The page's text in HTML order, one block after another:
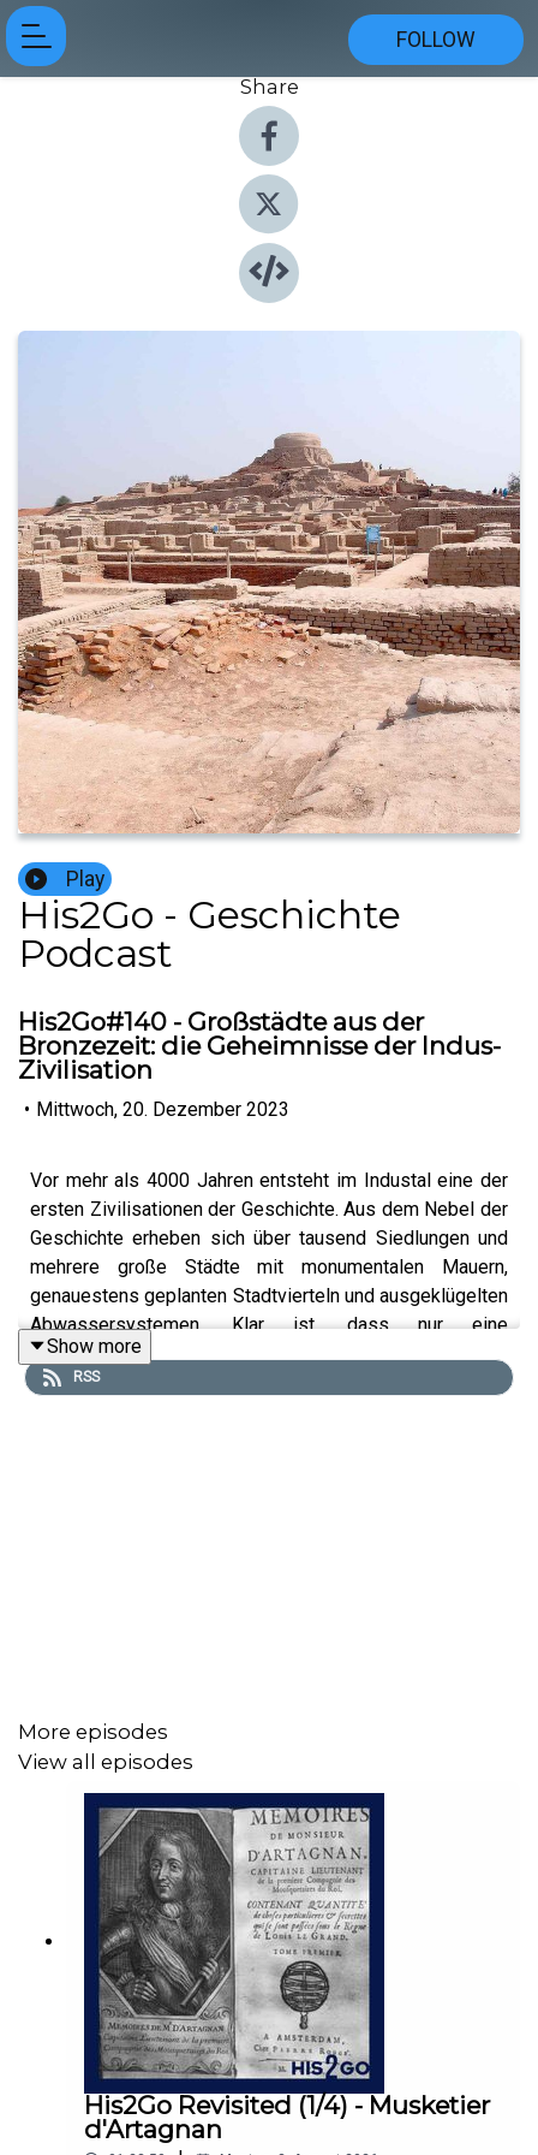
FOLLOW
Share
Play
His2Go - Geschichte
Podcast
His2Go#140 - Großstädte aus der
Bronzezeit: die Geheimnisse der Indus-
Zivilisation
• Mittwoch, 20. Dezember 2023
Vor mehr als 4000 Jahren entsteht im Industal eine der
ersten Zivilisationen der Geschichte. Aus dem Nebel der
Geschichte erheben sich über tausend Siedlungen und
mehrere große Städte mit monumentalen Mauern,
genauestens geplanten Stadtvierteln und ausgeklügelten
Abwassersystemen. Klar ist, dass nur eine
hochkomplexe Kultur und Gesellschaft derartiges
erschaffen konnte. Doch ihre Geheimnisse warten bis
WERBUNG
Du willst dir die Rabatte unserer Werbepartner sichern?
Hier geht's zu den Angeboten!
........
Folgenbildzeigt die Ruinen von Mohenjo-Daro mit
dem Großen Bad; der buddhistische Stupa auf dem
Hügel-Komplex entstand später.
Show more
RSS
More episodes
View all episodes
His2Go Revisited (1/4) - Musketier
d'Artagnan